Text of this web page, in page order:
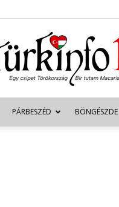
Türkinfo
PÁRBESZÉD BÖNGÉSZDE